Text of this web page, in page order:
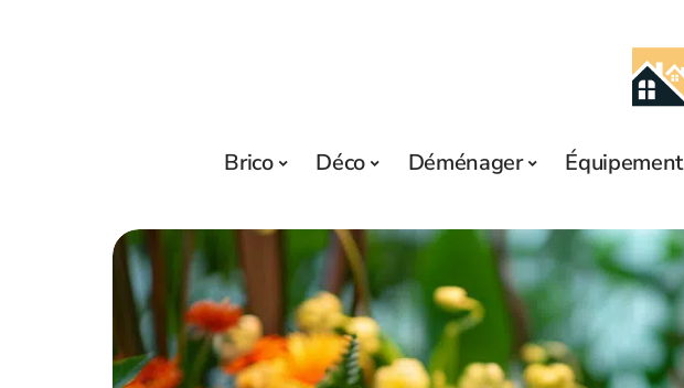
Brico Déco Déménager Équipement